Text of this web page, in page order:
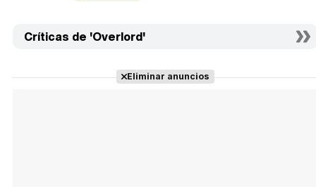
Críticas de 'Overlord'
Eliminar anuncios